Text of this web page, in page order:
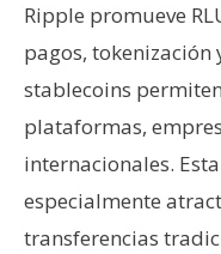
Ripple promueve
pagos, tokenización
stablecoins
plataformas,
internacionales.
especialmente
transferencias